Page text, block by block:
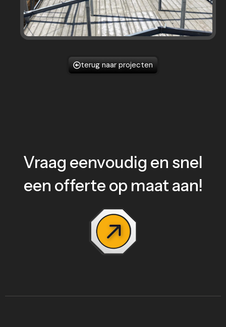
terug naar projecten
Vraag eenvoudig en snel
een offerte op maat aan!